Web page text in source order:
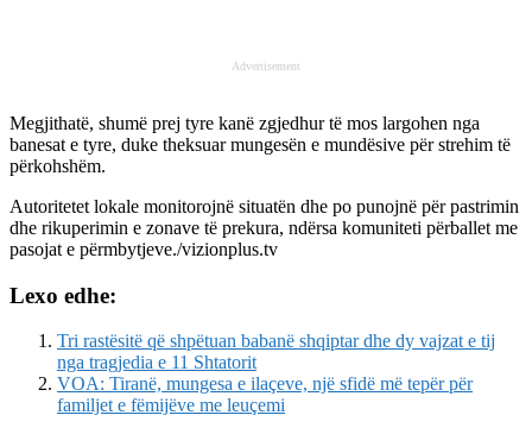
Advertisement
Megjithatë, shumë prej tyre kanë zgjedhur të mos largohen nga
banesat e tyre, duke theksuar mungesën e mundësive për strehim të
përkohshëm.
Autoritetet lokale monitorojnë situatën dhe po punojnë për pastrimin
dhe rikuperimin e zonave të prekura, ndërsa komuniteti përballet me
pasojat e përmbytjeve./vizionplus.tv
Lexo edhe:
Tri rastësitë që shpëtuan babanë shqiptar dhe dy vajzat e tij
nga tragjedia e 11 Shtatorit
VOA: Tiranë, mungesa e ilaçeve, një sfidë më tepër për
familjet e fëmijëve me leuçemi